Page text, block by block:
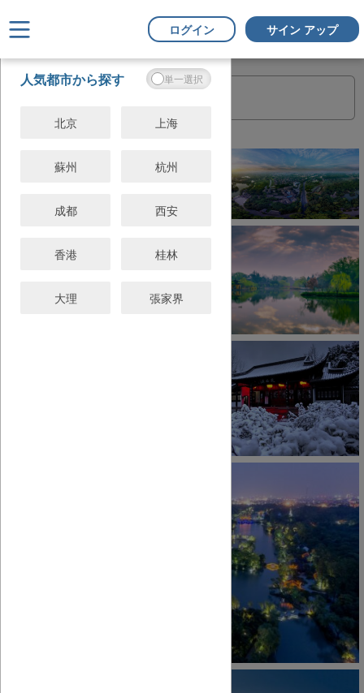
ログイン サイン アップ
フ
ィ
すべてクリ
ア
人気都市から探す
北京 上海
蘇州 杭州
成都 西安
香港 桂林
大理 張家界